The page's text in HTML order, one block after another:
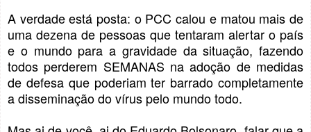
A verdade está posta: o PCC calou e matou mais de
uma dezena de pessoas que tentaram alertar o país
e o mundo para a gravidade da situação, fazendo
todos perderem SEMANAS na adoção de medidas
de defesa que poderiam ter barrado completamente
a disseminação do vírus pelo mundo todo.